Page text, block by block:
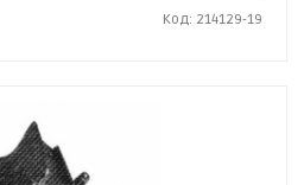
Код: 214129-19